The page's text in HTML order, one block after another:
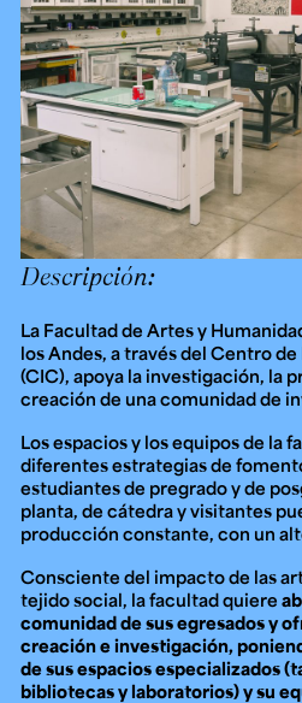
Configuración de cookies
Universidad de los Andes |
Reconocimiento como
de mayo de 1964.
Resolución 28 del 23 de febrero
Acreditación institucional de alta
Resolución 000194 del 16 de
Posgrados
Ext. 4925
Descripción:
La Facultad de Artes y
los Andes, a través del Centro
(CIC), apoya la investigación, la
creación de una comunidad de
Los espacios y los equipos de la
diferentes estrategias de
estudiantes de pregrado y de
planta, de cátedra y visitantes
producción constante, con un
Consciente del impacto de las
tejido social, la facultad quiere
comunidad de sus egresadosy
creación e investigación,
de sus espacios especializados
bibliotecas y laboratorios) y su